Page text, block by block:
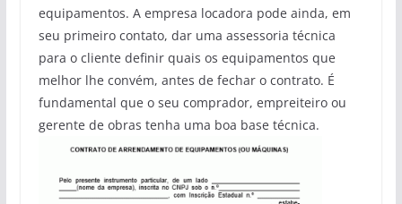
equipamentos. A empresa locadora pode ainda, em
seu primeiro contato, dar uma assessoria técnica
para o cliente definir quais os equipamentos que
melhor lhe convém, antes de fechar o contrato. É
fundamental que o seu comprador, empreiteiro ou
gerente de obras tenha uma boa base técnica.